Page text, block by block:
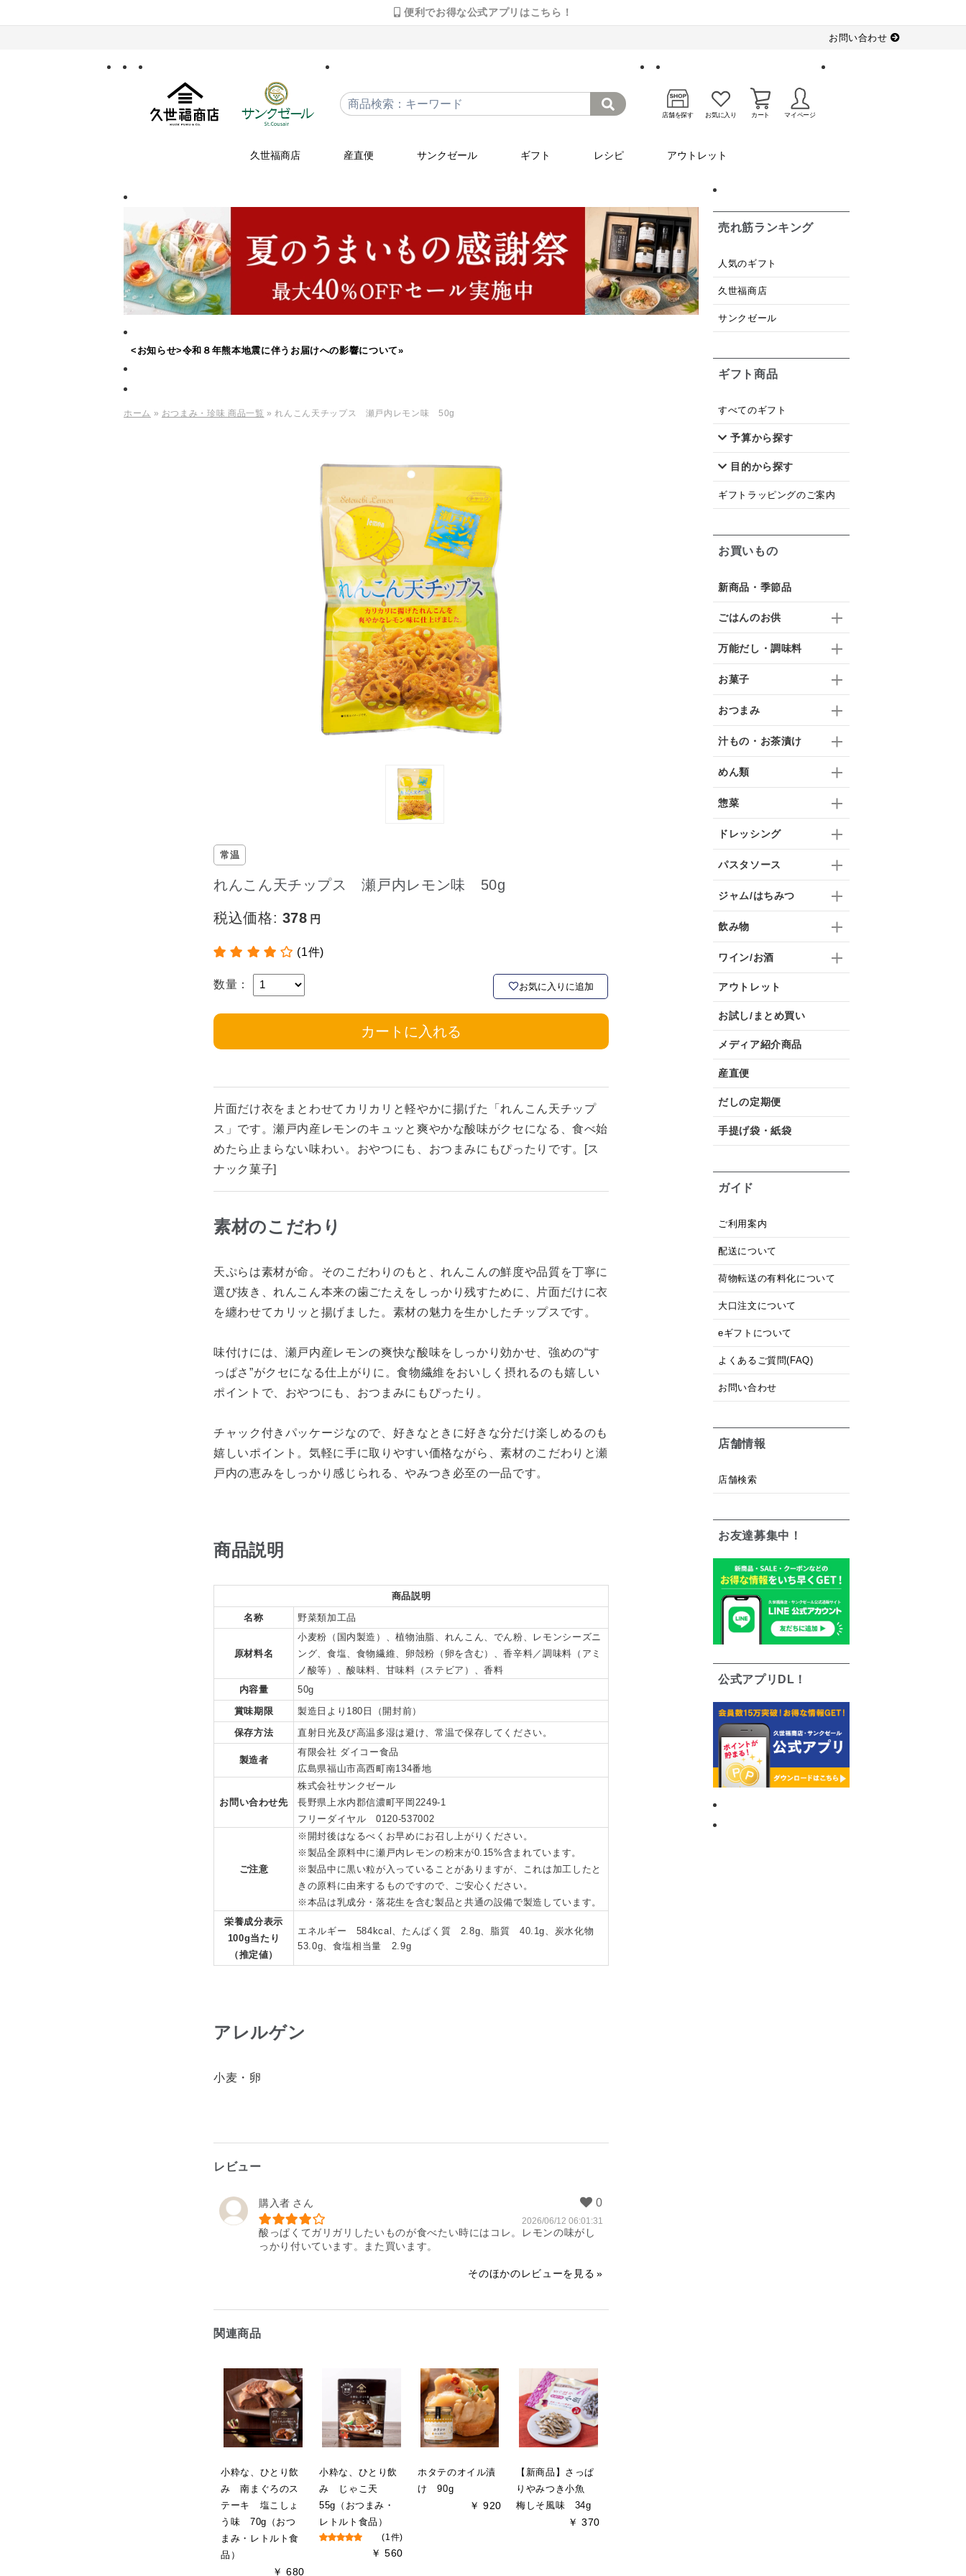
便利でお得な公式アプリはこちら！
お問い合わせ
店舗を探す お気に入り カート マイページ
久世福商店 産直便 サンクゼール ギフト レシピ アウトレット
<お知らせ>令和８年熊本地震に伴うお届けへの影響について»
ホーム » おつまみ・珍味 商品一覧 » れんこん天チップス 瀬戸内レモン味 50g
常温
れんこん天チップス 瀬戸内レモン味 50g
税込価格: 378
(1件)
数量： お気に入りに追加
カートに入れる
片面だけ衣をまとわせてカリカリと軽やかに揚げた「れんこん天チップ
ス」です。瀬戸内産レモンのキュッと爽やかな酸味がクセになる、食べ始
めたら止まらない味わい。おやつにも、おつまみにもぴったりです。[ス
ナック菓子]
素材のこだわり
天ぷらは素材が命。そのこだわりのもと、れんこんの鮮度や品質を丁寧に
選び抜き、れんこん本来の歯ごたえをしっかり残すために、片面だけに衣
を纏わせてカリッと揚げました。素材の魅力を生かしたチップスです。
味付けには、瀬戸内産レモンの爽快な酸味をしっかり効かせ、強めの“す
っぱさ”がクセになる仕上がりに。食物繊維をおいしく摂れるのも嬉しい
ポイントで、おやつにも、おつまみにもぴったり。
チャック付きパッケージなので、好きなときに好きな分だけ楽しめるのも
嬉しいポイント。気軽に手に取りやすい価格ながら、素材のこだわりと瀬
戸内の恵みをしっかり感じられる、やみつき必至の一品です。
商品説明
商品説明
名称
野菜類加工品
原材料名
小麦粉（国内製造）、植物油脂、れんこん、でん粉、レモンシーズニ
ング、食塩、食物繊維、卵殻粉（卵を含む）、香辛料／調味料（アミ
ノ酸等）、酸味料、甘味料（ステビア）、香料
内容量
50g
賞味期限
製造日より180日（開封前）
保存方法
直射日光及び高温多湿は避け、常温で保存してください。
製造者
有限会社 ダイコー食品
広島県福山市高西町南134番地
お問い合わせ先
株式会社サンクゼール
長野県上水内郡信濃町平岡2249-1
フリーダイヤル 0120-537002
ご注意
※開封後はなるべくお早めにお召し上がりください。
※製品全原料中に瀬戸内レモンの粉末が0.15%含まれています。
※製品中に黒い粒が入っていることがありますが、これは加工したと
きの原料に由来するものですので、ご安心ください。
※本品は乳成分・落花生を含む製品と共通の設備で製造しています。
栄養成分表示
100g当たり
（推定値）
エネルギー 584kcal、たんぱく質 2.8g、脂質 40.1g、炭水化物
53.0g、食塩相当量 2.9g
アレルゲン
小麦・卵
レビュー
購入者
2026/06/12 06:01:31
酸っぱくてガリガリしたいものが食べたい時にはコレ。レモンの味がし
っかり付いています。また買います。
そのほかのレビューを見る
関連商品
小粋な、ひとり飲
み 南まぐろのス
テーキ 塩こしょ
う味 70g（おつ
まみ・レトルト食
品）
￥ 680
小粋な、ひとり飲
み じゃこ天
55g（おつまみ・
レトルト食品）
(1件)
￥ 560
ホタテのオイル漬
け 90g
￥ 920
【新商品】さっぱ
りやみつき小魚
梅しそ風味 34g
￥ 370
売れ筋ランキング
人気のギフト
久世福商店
サンクゼール
ギフト商品
すべてのギフト
予算から探す
目的から探す
ギフトラッピングのご案内
お買いもの
新商品・季節品
ごはんのお供
万能だし・調味料
お菓子
おつまみ
汁もの・お茶漬け
めん類
惣菜
ドレッシング
パスタソース
ジャム/はちみつ
飲み物
ワイン/お酒
アウトレット
お試し/まとめ買い
メディア紹介商品
産直便
だしの定期便
手提げ袋・紙袋
ガイド
ご利用案内
配送について
荷物転送の有料化について
大口注文について
eギフトについて
よくあるご質問(FAQ)
お問い合わせ
店舗情報
店舗検索
お友達募集中！
公式アプリDL！